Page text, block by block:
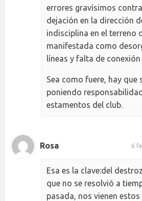
errores gravísimos
dejación en la dirección
indisciplina en el terreno
manifestada como
líneas y falta de
Sea como fuere, hay que
poniendo
estamentos del club.
Rosa 6
Esa es la clave:del
que no se resolvió a
pasada, nos vienen estos